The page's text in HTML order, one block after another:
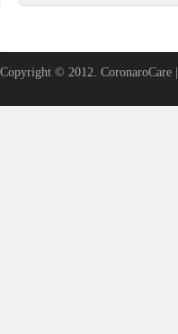
Copyright © 2012. CoronaroCare |